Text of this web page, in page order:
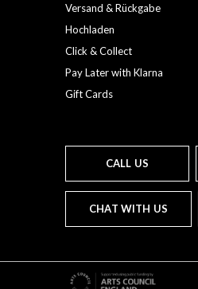
Versand & Rückgabe
Hochladen
Click & Collect
Pay Later with Klarna
Gift Cards
CALL US
CHAT WITH US